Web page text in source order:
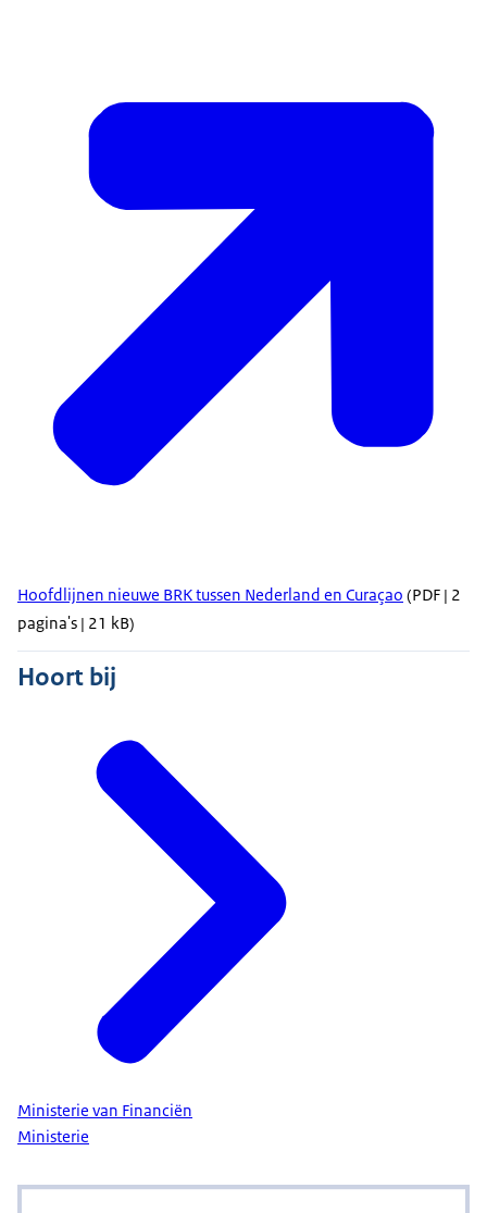
Hoofdlijnen nieuwe BRK tussen Nederland en Curaçao (PDF | 2
pagina's | 21 kB)
Hoort bij
Ministerie van Financiën
Ministerie